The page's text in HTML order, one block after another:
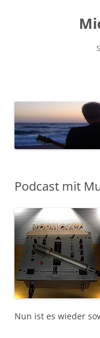
Podcast mit
Nun ist es wieder